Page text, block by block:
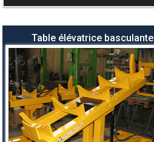
Table élévatrice basculante